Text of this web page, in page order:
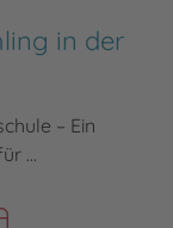
in der
– Ein
...